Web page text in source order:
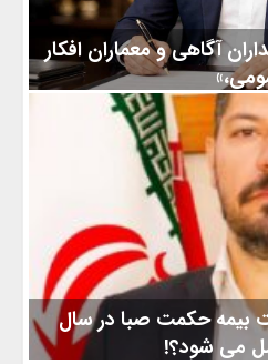
آگاهی و معماران افکار
۱۷ مرداد تنها یک تاریخ نیست؛ بلکه یادبودی است از
در کالبد هر خبرنگار جاری است.
شما فرهیختگانی که با سلاح قلم و
گام برمی‌دارید و با هر واژه،
صمیمانه‌ترین تبریکات و
خبرنگار، تنها گزارشگر رویدادها
تغییر و شاهد
بیمه حکمت صبا در سال